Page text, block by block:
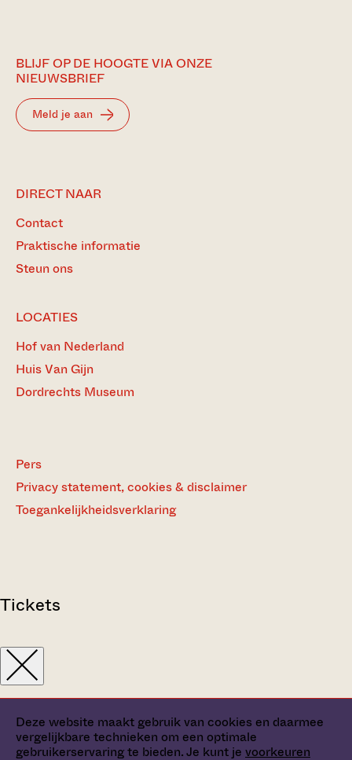
Deze website maakt gebruik van cookies en daarmee
vergelijkbare technieken om een optimale
gebruikerservaring te bieden. Je kunt je voorkeuren
BLIJF OP DE HOOGTE VIA ONZE
NIEUWSBRIEF
Meld je aan
DIRECT NAAR
Contact
Praktische informatie
Steun ons
LOCATIES
Hof van Nederland
Huis Van Gijn
Dordrechts Museum
Pers
Privacy statement, cookies & disclaimer
Toegankelijkheidsverklaring
Tickets